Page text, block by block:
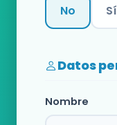
No Sí
Datos
Nombre